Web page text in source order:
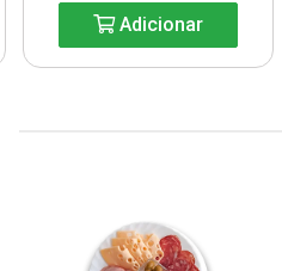
Adicionar